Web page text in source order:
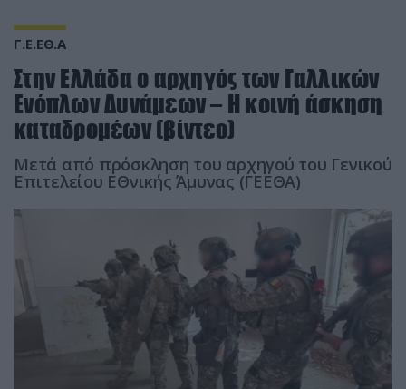
Γ.Ε.ΕΘ.Α
Στην Ελλάδα ο αρχηγός των Γαλλικών
Ενόπλων Δυνάμεων – Η κοινή άσκηση
καταδρομέων (βίντεο)
Μετά από πρόσκληση του αρχηγού του Γενικού
Επιτελείου ΕΘνικής Άμυνας (ΓΕΕΘΑ)